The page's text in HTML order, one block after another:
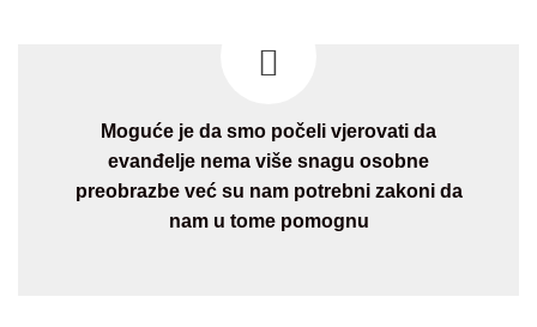
Moguće je da smo počeli vjerovati da
evanđelje nema više snagu osobne
preobrazbe već su nam potrebni zakoni da
nam u tome pomognu